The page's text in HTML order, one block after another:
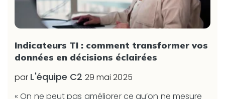
Indicateurs TI : comment transformer vos
données en décisions éclairées
par L'équipe C2 29 mai 2025
« On ne peut pas améliorer ce qu’on ne mesure